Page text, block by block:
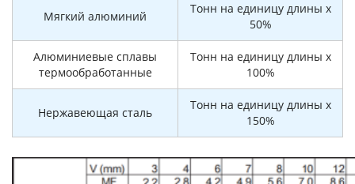
Мягкий алюминий
Тонн на единицу длины x
50%
Алюминиевые сплавы
термообработанные
Тонн на единицу длины x
100%
Нержавеющая сталь
Тонн на единицу длины x
150%